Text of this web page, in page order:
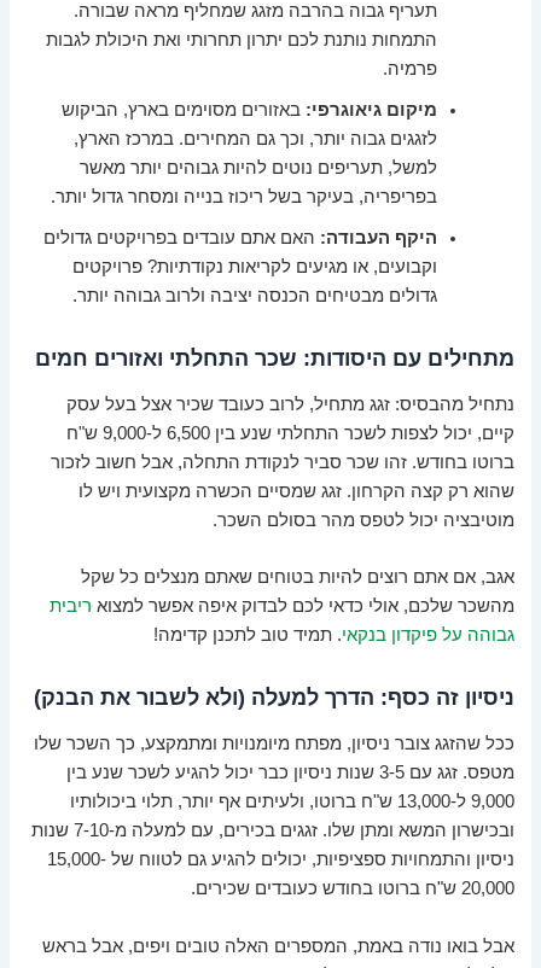
תעריף גבוה בהרבה מזגג שמחליף מראה שבורה.
התמחות נותנת לכם יתרון תחרותי ואת היכולת לגבות
פרמיה.
מיקום גיאוגרפי: באזורים מסוימים בארץ, הביקוש
לזגגים גבוה יותר, וכך גם המחירים. במרכז הארץ,
למשל, תעריפים נוטים להיות גבוהים יותר מאשר
בפריפריה, בעיקר בשל ריכוז בנייה ומסחר גדול יותר.
היקף העבודה: האם אתם עובדים בפרויקטים גדולים
וקבועים, או מגיעים לקריאות נקודתיות? פרויקטים
גדולים מבטיחים הכנסה יציבה ולרוב גבוהה יותר.
מתחילים עם היסודות: שכר התחלתי ואזורים חמים
נתחיל מהבסיס: זגג מתחיל, לרוב כעובד שכיר אצל בעל עסק
קיים, יכול לצפות לשכר התחלתי שנע בין 6,500 ל-9,000 ש"ח
ברוטו בחודש. זהו שכר סביר לנקודת התחלה, אבל חשוב לזכור
שהוא רק קצה הקרחון. זגג שמסיים הכשרה מקצועית ויש לו
מוטיבציה יכול לטפס מהר בסולם השכר.
אגב, אם אתם רוצים להיות בטוחים שאתם מנצלים כל שקל
מהשכר שלכם, אולי כדאי לכם לבדוק איפה אפשר למצוא ריבית
גבוהה על פיקדון בנקאי. תמיד טוב לתכנן קדימה!
ניסיון זה כסף: הדרך למעלה (ולא לשבור את הבנק)
ככל שהזגג צובר ניסיון, מפתח מיומנויות ומתמקצע, כך השכר שלו
מטפס. זגג עם 3-5 שנות ניסיון כבר יכול להגיע לשכר שנע בין
9,000 ל-13,000 ש"ח ברוטו, ולעיתים אף יותר, תלוי ביכולותיו
ובכישרון המשא ומתן שלו. זגגים בכירים, עם למעלה מ-7-10 שנות
ניסיון והתמחויות ספציפיות, יכולים להגיע גם לטווח של 15,000-
20,000 ש"ח ברוטו בחודש כעובדים שכירים.
אבל בואו נודה באמת, המספרים האלה טובים ויפים, אבל בראש